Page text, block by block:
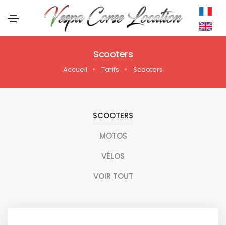
Scooters
Accueil Tarifs Scooters
SCOOTERS
MOTOS
VÉLOS
VOIR TOUT